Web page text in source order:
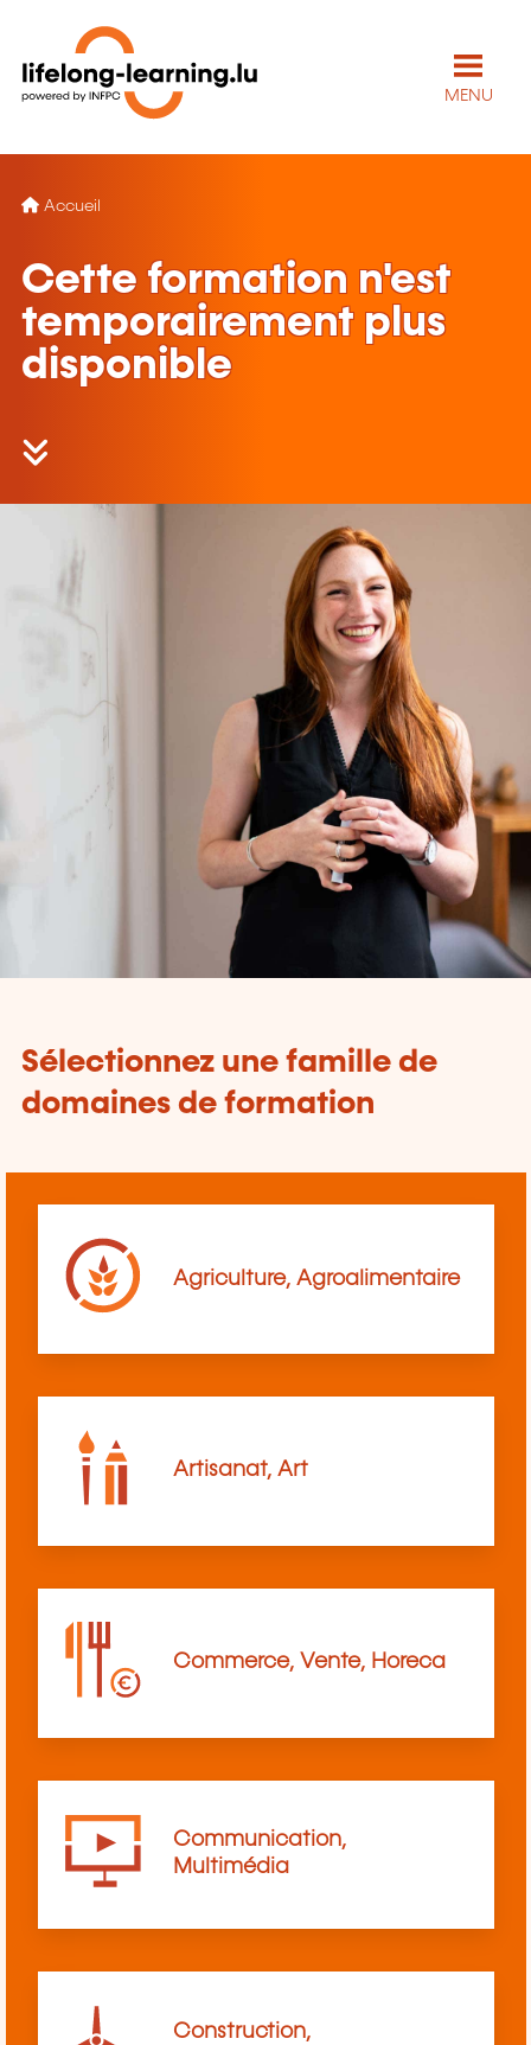
MENU
Accueil
Cette formation n'est
temporairement plus
disponible
Sélectionnez une famille de
domaines de formation
Agriculture, Agroalimentaire
Artisanat, Art
Commerce, Vente, Horeca
Communication,
Multimédia
Construction,